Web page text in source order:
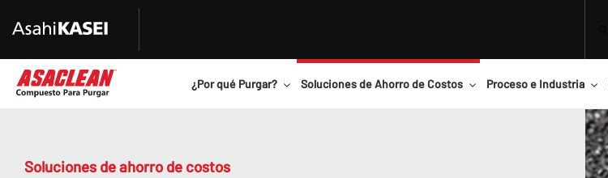
¿Por qué Purgar? Soluciones de Ahorro de Costos Proceso e Industria
Soluciones de ahorro de costos